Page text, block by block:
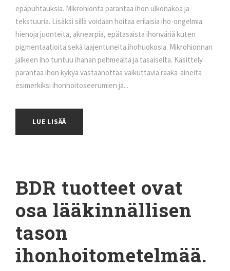
epäpuhtauksia. Mikrohionta parantaa ihon ulkonäköä ja
tekstuuria. Lisäksi sillä voidaan hoitaa erilaisia iho-ongelmia:
hienoja juonteita, aknearpia, epätasaista ihonväriä kuten
pigmentaatioita sekä laajentuneita ihohuokosia. Mikrohionnan
jälkeen iho tuntuu ihanan pehmeältä ja tasaiselta. Käsittely
parantaa ihon kykyä vastaanottaa vaikuttavia raaka-aineita
esimerkiksi ihonhoitoseerumien ja...
LUE LISÄÄ
BDR tuotteet ovat
osa lääkinnällisen
tason
ihonhoitometelmää.